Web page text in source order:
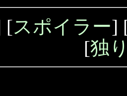
[スポイラー]
[独